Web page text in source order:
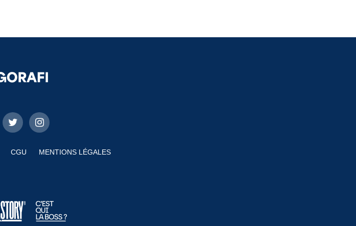
CGU MENTIONS LÉGALES